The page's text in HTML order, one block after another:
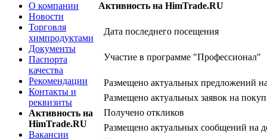
О компании
Новости
Торговля
химпродуктами
Документы
Паспорта
качества
Рекомендации
Контакты и
реквизиты
Активность на
HimTrade.RU
Вакансии
Активность на HimTrade.RU
Дата последнего посещения
Участие в программе "Профессионал"
Размещено актуальных предложений
Размещено актуальных заявок на
Получено откликов
Размещено актуальных сообщений на